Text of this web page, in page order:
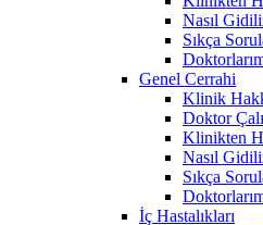
Nasıl
Sıkça
Genel Cerrahi
Klinik
Doktor
Klinikten
Nasıl
Sıkça
İç Hastalıkları